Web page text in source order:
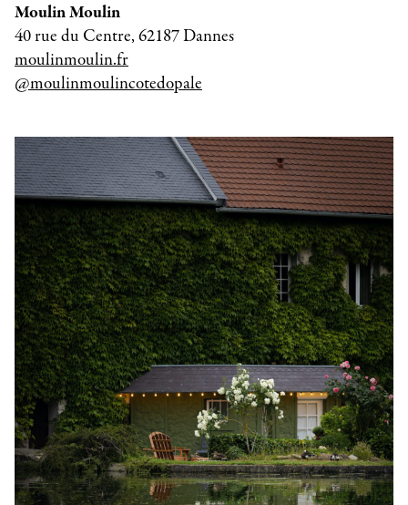
Moulin Moulin
40 rue du Centre, 62187 Dannes
moulinmoulin.fr
@moulinmoulincotedopale